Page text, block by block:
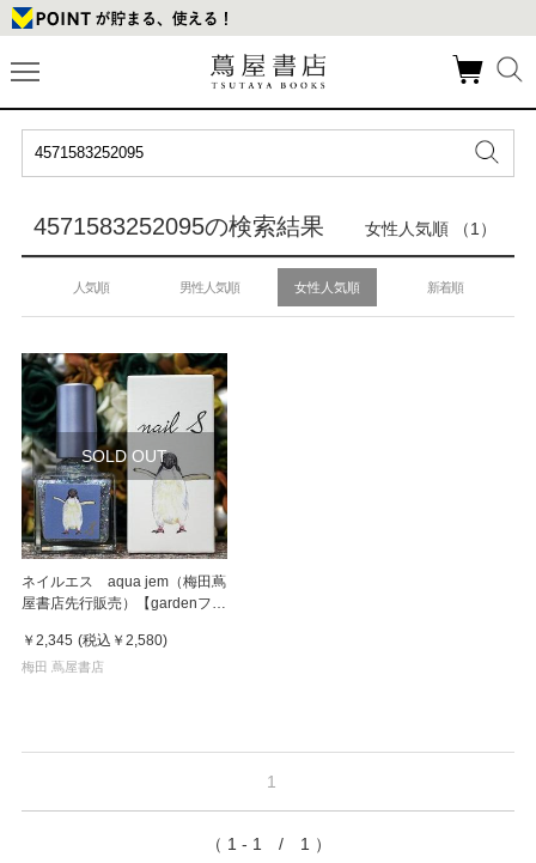
4571583252095の検索結果 女性人気順 （1）
人気順 男性人気順 女性人気順 新着順
SOLD OUT
ネイルエス aqua jem（梅田蔦
屋書店先行販売）【gardenフェ
￥2,345 (税込 ￥2,580)
梅田 蔦屋書店
1
（ 1 - 1 / 1 ）